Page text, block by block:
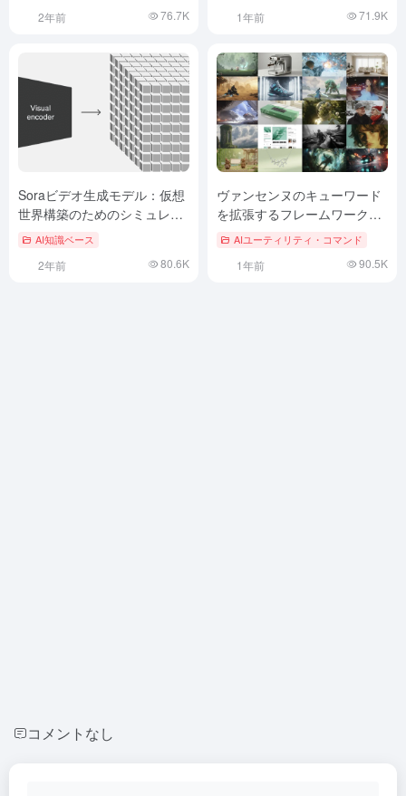
2年前 76.7K 1年前 71.9K
Soraビデオ生成モデル：仮想
世界構築のためのシミュレー
タ［翻訳］.
AI知識ベース
2年前 80.6K
ヴァンセンヌのキューワード
を拡張するフレームワーク：
AI画像生成の改善
AIユーティリティ・コマンド
1年前 90.5K
コメントなし